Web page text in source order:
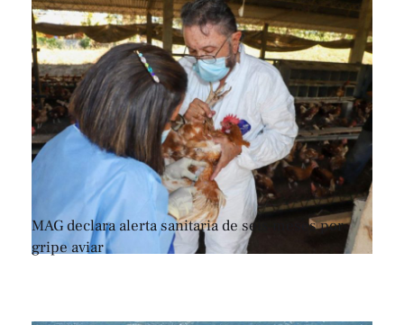
MAG declara alerta sanitaria de seis meses por
gripe aviar